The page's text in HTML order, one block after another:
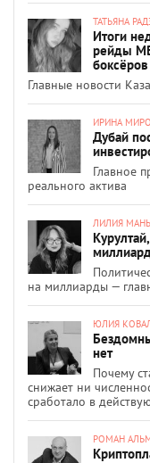
ТАТЬЯНА
Итоги
рейды
боксёров
Главные новости
ИРИНА
Дубай
Главное
реального актива
ЛИЛИЯ
на миллиарды —
ЮЛИЯ
нет
Почему
снижает ни
сработало в
РОМАН